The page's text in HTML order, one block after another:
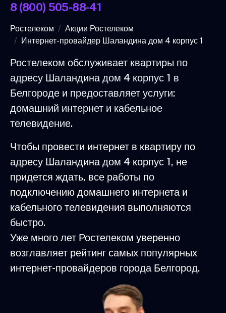
8 (800) 505-88-41
Ростелеком
Акции Ростелеком
Интернет-провайдер Шаландина дом 4 корпус 1
Ростелеком обслуживает квартиры по
адресу Шаландина дом 4 корпус 1 в
Белгороде и предоставляет услуги:
домашний интернет и кабельное
телевидение.
Чтобы провести интернет в квартиру по
адресу Шаландина дом 4 корпус 1, не
придется ждать, все работы по
подключению домашнего интернета и
кабельного телевидения выполняются
быстро.
Уже много лет Ростелеком уверенно
возглавляет рейтинг самых популярных
интернет-провайдеров города Белгород.